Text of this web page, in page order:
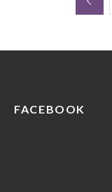
FACEBOOK